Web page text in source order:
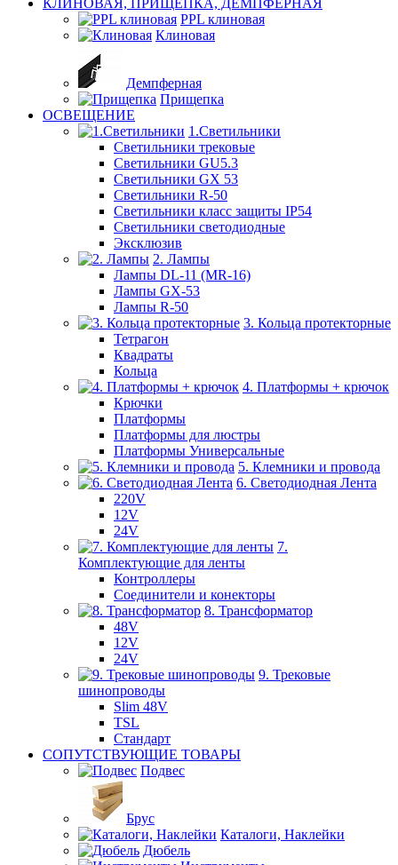
КЛИНОВАЯ, ПРИЩЕПКА, ДЕМПФЕРНАЯ
PPL клиновая
Клиновая
Демпферная
Прищепка
ОСВЕЩЕНИЕ
1.Светильники
Светильники трековые
Светильники GU5.3
Светильники GX 53
Светильники R-50
Светильники класс защиты IP54
Светильники светодиодные
Эксклюзив
2. Лампы
Лампы DL-11 (MR-16)
Лампы GX-53
Лампы R-50
3. Кольца протекторные
Тетрагон
Квадраты
Кольца
4. Платформы + крючок
Крючки
Платформы
Платформы для люстры
Платформы Универсальные
5. Клемники и провода
6. Светодиодная Лента
220V
12V
24V
7.
Комплектующие для ленты
Контроллеры
Соединители и конекторы
8. Трансформатор
48V
12V
24V
9. Трековые
шинопроводы
Slim 48V
TSL
Стандарт
СОПУТСТВУЮЩИЕ ТОВАРЫ
Подвес
Брус
Каталоги, Наклейки
Дюбель